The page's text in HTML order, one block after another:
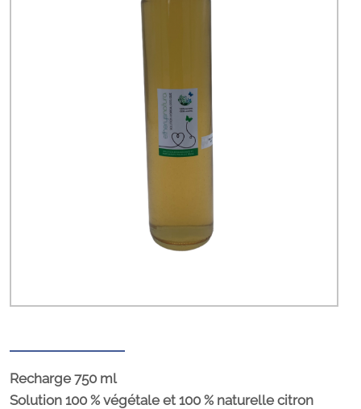
Recharge 750 ml
Solution 100 % végétale et 100 % naturelle citron